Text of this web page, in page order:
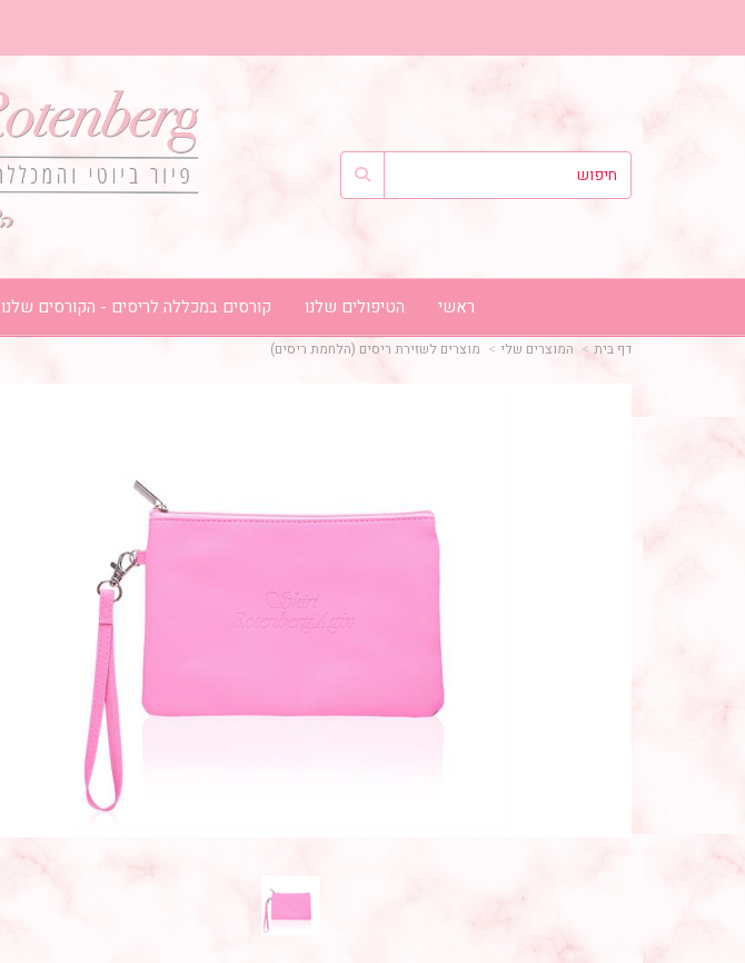
ראשי הטיפולים שלנו קורסים במכללה לריסים - הקורסים שלנו
דף בית המוצרים שלי מוצרים לשזירת ריסים (הלחמת ריסים)